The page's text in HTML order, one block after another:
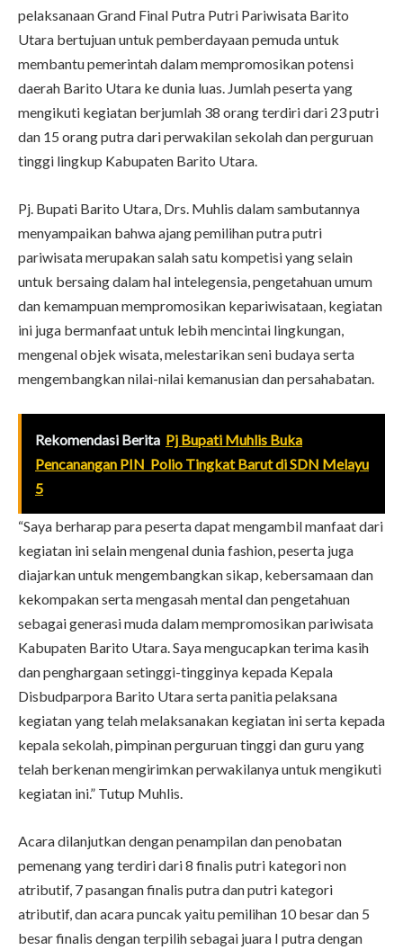
pelaksanaan Grand Final Putra Putri Pariwisata Barito
Utara bertujuan untuk pemberdayaan pemuda untuk
membantu pemerintah dalam mempromosikan potensi
daerah Barito Utara ke dunia luas. Jumlah peserta yang
mengikuti kegiatan berjumlah 38 orang terdiri dari 23 putri
dan 15 orang putra dari perwakilan sekolah dan perguruan
tinggi lingkup Kabupaten Barito Utara.
Pj. Bupati Barito Utara, Drs. Muhlis dalam sambutannya
menyampaikan bahwa ajang pemilihan putra putri
pariwisata merupakan salah satu kompetisi yang selain
untuk bersaing dalam hal intelegensia, pengetahuan umum
dan kemampuan mempromosikan kepariwisataan, kegiatan
ini juga bermanfaat untuk lebih mencintai lingkungan,
mengenal objek wisata, melestarikan seni budaya serta
mengembangkan nilai-nilai kemanusian dan persahabatan.
Rekomendasi Berita Pj Bupati Muhlis Buka
Pencanangan PIN Polio Tingkat Barut di SDN Melayu
5
“Saya berharap para peserta dapat mengambil manfaat dari
kegiatan ini selain mengenal dunia fashion, peserta juga
diajarkan untuk mengembangkan sikap, kebersamaan dan
kekompakan serta mengasah mental dan pengetahuan
sebagai generasi muda dalam mempromosikan pariwisata
Kabupaten Barito Utara. Saya mengucapkan terima kasih
dan penghargaan setinggi-tingginya kepada Kepala
Disbudparpora Barito Utara serta panitia pelaksana
kegiatan yang telah melaksanakan kegiatan ini serta kepada
kepala sekolah, pimpinan perguruan tinggi dan guru yang
telah berkenan mengirimkan perwakilanya untuk mengikuti
kegiatan ini.” Tutup Muhlis.
Acara dilanjutkan dengan penampilan dan penobatan
pemenang yang terdiri dari 8 finalis putri kategori non
atributif, 7 pasangan finalis putra dan putri kategori
atributif, dan acara puncak yaitu pemilihan 10 besar dan 5
besar finalis dengan terpilih sebagai juara I putra dengan